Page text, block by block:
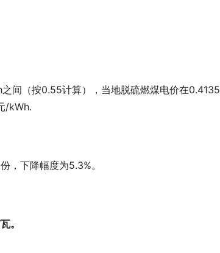
间（按0.55计算），当地脱硫燃煤电价在0.4135
/kWh.
下降幅度为5.3%。
。